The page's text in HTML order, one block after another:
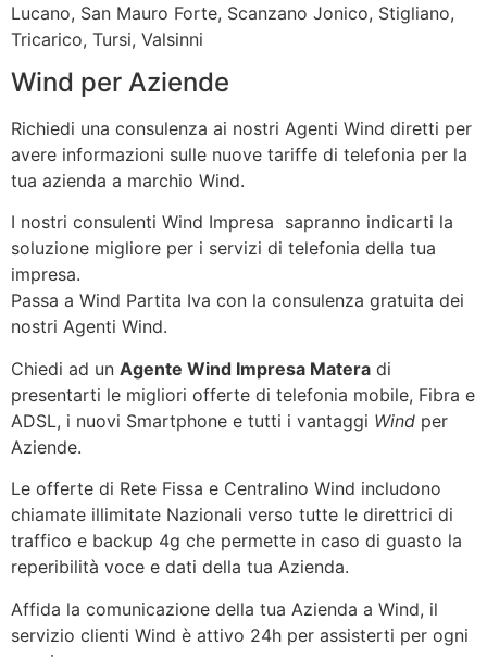
Lucano, San Mauro Forte, Scanzano Jonico, Stigliano,
Tricarico, Tursi, Valsinni
Wind per Aziende
Richiedi una consulenza ai nostri Agenti Wind diretti per
avere informazioni sulle nuove tariffe di telefonia per la
tua azienda a marchio Wind.
I nostri consulenti Wind Impresa sapranno indicarti la
soluzione migliore per i servizi di telefonia della tua
impresa.
Passa a Wind Partita Iva con la consulenza gratuita dei
nostri Agenti Wind.
Chiedi ad un Agente Wind Impresa Matera di
presentarti le migliori offerte di telefonia mobile, Fibra e
ADSL, i nuovi Smartphone e tutti i vantaggi Wind per
Aziende.
Le offerte di Rete Fissa e Centralino Wind includono
chiamate illimitate Nazionali verso tutte le direttrici di
traffico e backup 4g che permette in caso di guasto la
reperibilità voce e dati della tua Azienda.
Affida la comunicazione della tua Azienda a Wind, il
servizio clienti Wind è attivo 24h per assisterti per ogni